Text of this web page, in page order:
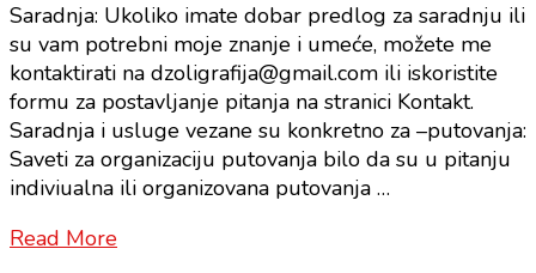
Saradnja: Ukoliko imate dobar predlog za saradnju ili
su vam potrebni moje znanje i umeće, možete me
kontaktirati na dzoligrafija@gmail.com ili iskoristite
formu za postavljanje pitanja na stranici Kontakt.
Saradnja i usluge vezane su konkretno za –putovanja:
Saveti za organizaciju putovanja bilo da su u pitanju
indiviualna ili organizovana putovanja …
Read More